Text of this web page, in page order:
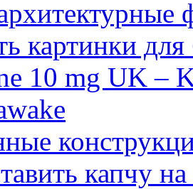
картинки
10 mg UK –
капчу